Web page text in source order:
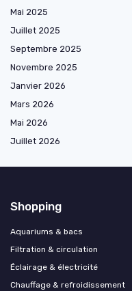
Mai 2025
Juillet 2025
Septembre 2025
Novembre 2025
Janvier 2026
Mars 2026
Mai 2026
Juillet 2026
Shopping
Aquariums & bacs
Filtration & circulation
Éclairage & électricité
Chauffage & refroidissement